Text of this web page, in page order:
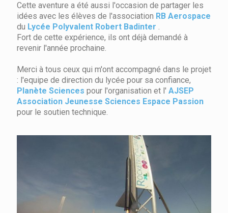
Cette aventure a été aussi l'occasion de partager les
idées avec les élèves de l'association RB Aerospace
du Lycée Polyvalent Robert Badinter .
Fort de cette expérience, ils ont déjà demandé à
revenir l'année prochaine.
Merci à tous ceux qui m'ont accompagné dans le projet
: l'equipe de direction du lycée pour sa confiance,
Planète Sciences pour l'organisation et l' AJSEP
Association Jeunesse Sciences Espace Passion
pour le soutien technique.